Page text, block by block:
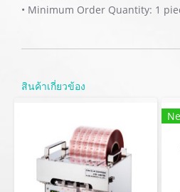
• Minimum Order Quantity: 1
สินค้าเกี่ยวข้อง